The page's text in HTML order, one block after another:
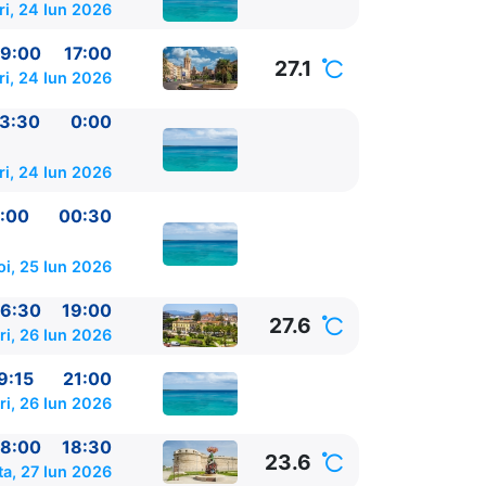
pe
24 Iun 2026
17:00
24 Iun 2026 27.1
0:00
24 Iun 2026
00:30
25 Iun 2026
19:00
26 Iun 2026 27.6
21:00
26 Iun 2026
18:30
27 Iun 2026 23.6